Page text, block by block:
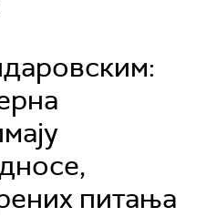
питања